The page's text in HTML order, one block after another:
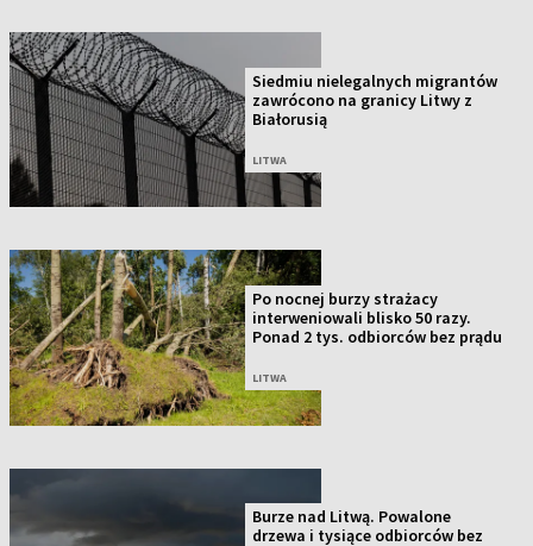
Siedmiu nielegalnych migrantów
zawrócono na granicy Litwy z
Białorusią
LITWA
Po nocnej burzy strażacy
interweniowali blisko 50 razy.
Ponad 2 tys. odbiorców bez prądu
LITWA
Burze nad Litwą. Powalone
drzewa i tysiące odbiorców bez